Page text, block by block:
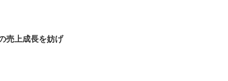
売上成長を妨げ